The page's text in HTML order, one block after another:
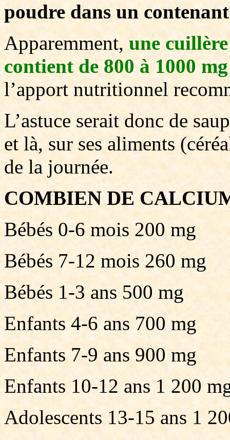
poudre dans un
Apparemment, une
contient de 800 à 1000
l’apport nutritionnel
L’astuce serait donc de
et là, sur ses aliments
de la journée.
COMBIEN DE
Bébés 0-6 mois 200 mg
Bébés 7-12 mois 260 mg
Bébés 1-3 ans 500 mg
Enfants 4-6 ans 700 mg
Enfants 7-9 ans 900 mg
Enfants 10-12 ans 1 200
Adolescents 13-15 ans 1